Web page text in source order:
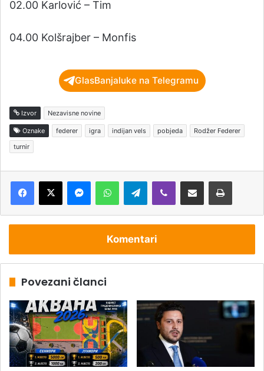
02.00 Karlović – Tim
04.00 Kolšrajber – Monfis
GlasBanjaluke na Telegramu
Izvor Nezavisne novine
Oznake federer igra indijan vels pobjeda
Rodžer Federer
turnir
Telegram
Komentari
Povezani članci